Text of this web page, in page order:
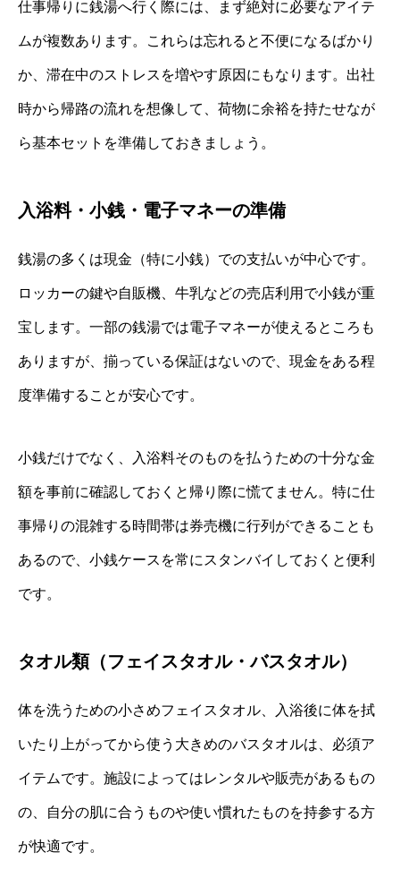
仕事帰りに銭湯へ行く際には、まず絶対に必要なアイテ
ムが複数あります。これらは忘れると不便になるばかり
か、滞在中のストレスを増やす原因にもなります。出社
時から帰路の流れを想像して、荷物に余裕を持たせなが
ら基本セットを準備しておきましょう。
入浴料・小銭・電子マネーの準備
銭湯の多くは現金（特に小銭）での支払いが中心です。
ロッカーの鍵や自販機、牛乳などの売店利用で小銭が重
宝します。一部の銭湯では電子マネーが使えるところも
ありますが、揃っている保証はないので、現金をある程
度準備することが安心です。
小銭だけでなく、入浴料そのものを払うための十分な金
額を事前に確認しておくと帰り際に慌てません。特に仕
事帰りの混雑する時間帯は券売機に行列ができることも
あるので、小銭ケースを常にスタンバイしておくと便利
です。
タオル類（フェイスタオル・バスタオル）
体を洗うための小さめフェイスタオル、入浴後に体を拭
いたり上がってから使う大きめのバスタオルは、必須ア
イテムです。施設によってはレンタルや販売があるもの
の、自分の肌に合うものや使い慣れたものを持参する方
が快適です。